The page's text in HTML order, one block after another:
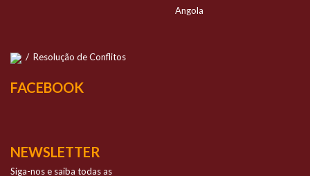
Angola
/ Resolução de Conflitos
FACEBOOK
NEWSLETTER
Siga-nos e saiba todas as